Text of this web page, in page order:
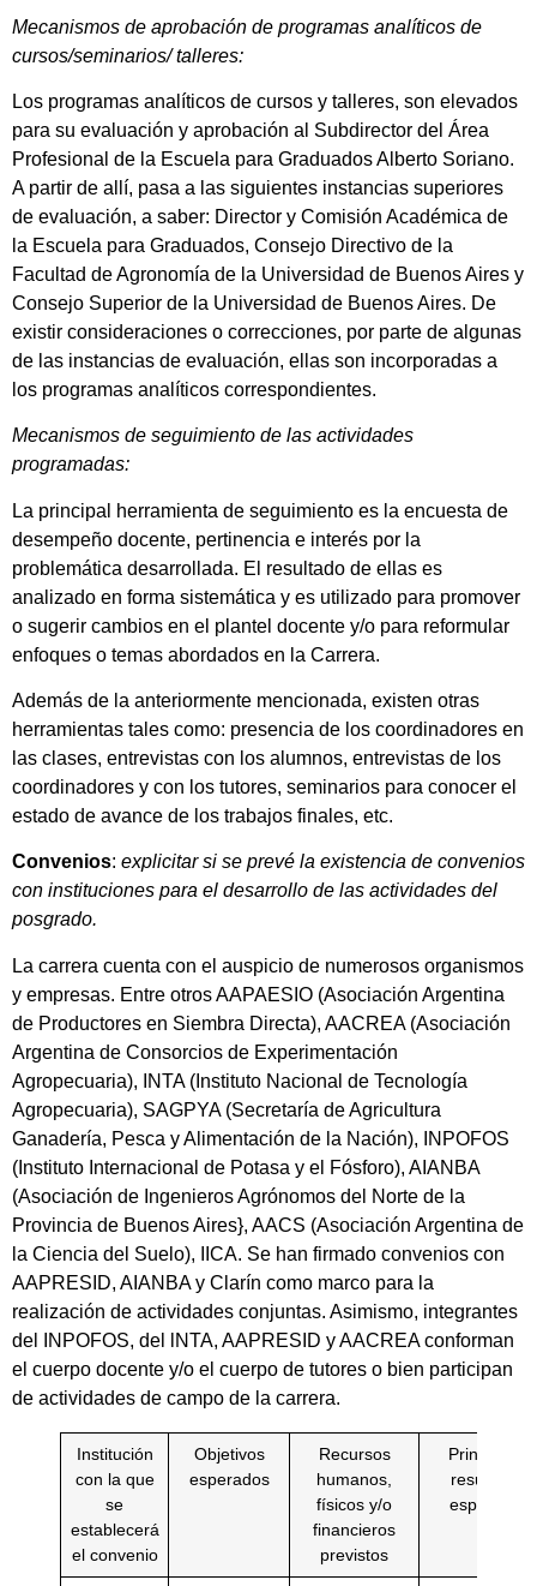
Mecanismos de aprobación de programas analíticos de
cursos/seminarios/ talleres:
Los programas analíticos de cursos y talleres, son elevados
para su evaluación y aprobación al Subdirector del Área
Profesional de la Escuela para Graduados Alberto Soriano.
A partir de allí, pasa a las siguientes instancias superiores
de evaluación, a saber: Director y Comisión Académica de
la Escuela para Graduados, Consejo Directivo de la
Facultad de Agronomía de la Universidad de Buenos Aires y
Consejo Superior de la Universidad de Buenos Aires. De
existir consideraciones o correcciones, por parte de algunas
de las instancias de evaluación, ellas son incorporadas a
los programas analíticos correspondientes.
Mecanismos de seguimiento de las actividades
programadas:
La principal herramienta de seguimiento es la encuesta de
desempeño docente, pertinencia e interés por la
problemática desarrollada. El resultado de ellas es
analizado en forma sistemática y es utilizado para promover
o sugerir cambios en el plantel docente y/o para reformular
enfoques o temas abordados en la Carrera.
Además de la anteriormente mencionada, existen otras
herramientas tales como: presencia de los coordinadores en
las clases, entrevistas con los alumnos, entrevistas de los
coordinadores y con los tutores, seminarios para conocer el
estado de avance de los trabajos finales, etc.
Convenios: explicitar si se prevé la existencia de convenios
con instituciones para el desarrollo de las actividades del
posgrado.
La carrera cuenta con el auspicio de numerosos organismos
y empresas. Entre otros AAPAESIO (Asociación Argentina
de Productores en Siembra Directa), AACREA (Asociación
Argentina de Consorcios de Experimentación
Agropecuaria), INTA (Instituto Nacional de Tecnología
Agropecuaria), SAGPYA (Secretaría de Agricultura
Ganadería, Pesca y Alimentación de la Nación), INPOFOS
(Instituto Internacional de Potasa y el Fósforo), AIANBA
(Asociación de Ingenieros Agrónomos del Norte de la
Provincia de Buenos Aires}, AACS (Asociación Argentina de
la Ciencia del Suelo), IICA. Se han firmado convenios con
AAPRESID, AIANBA y Clarín como marco para la
realización de actividades conjuntas. Asimismo, integrantes
del INPOFOS, del lNTA, AAPRESID y AACREA conforman
el cuerpo docente y/o el cuerpo de tutores o bien participan
de actividades de campo de la carrera.
Institución
con la que
se
establecerá
el convenio
Objetivos
esperados
Recursos
humanos,
físicos y/o
financieros
previstos
Principales
resultados
esperados